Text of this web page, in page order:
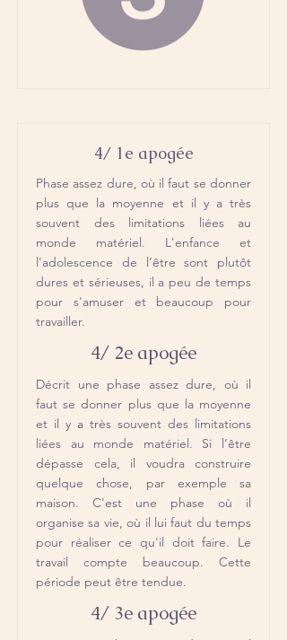
4/ 1e apogée
Phase assez dure, où il faut se donner
plus que la moyenne et il y a très
souvent des limitations liées au
monde matériel. L'enfance et
l'adolescence de l’être sont plutôt
dures et sérieuses, il a peu de temps
pour s'amuser et beaucoup pour
travailler.
4/ 2e apogée
Décrit une phase assez dure, où il
faut se donner plus que la moyenne
et il y a très souvent des limitations
liées au monde matériel. Si l’être
dépasse cela, il voudra construire
quelque chose, par exemple sa
maison. C'est une phase où il
organise sa vie, où il lui faut du temps
pour réaliser ce qu'il doit faire. Le
travail compte beaucoup. Cette
période peut être tendue.
4/ 3e apogée